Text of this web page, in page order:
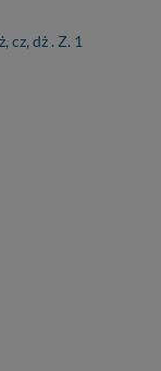
cz, dż . Z. 1